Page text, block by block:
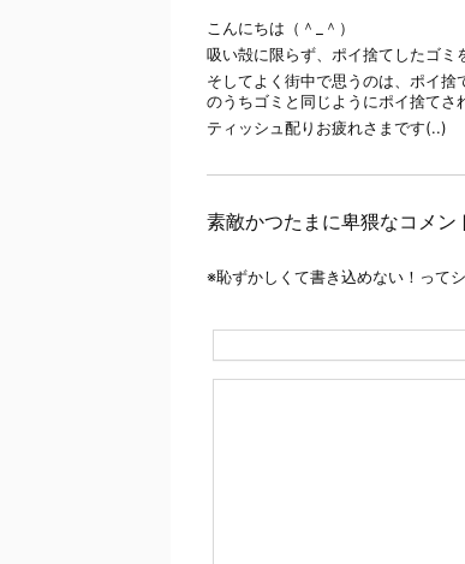
こんにちは（＾_＾）
吸い殻に限らず、ポイ捨てしたゴミ
そしてよく街中で思うのは、ポイ
のうちゴミと同じようにポイ捨てさ
ティッシュ配りお疲れさまです(..)
素敵かつたまに卑猥なコメン
※恥ずかしくて書き込めない！って